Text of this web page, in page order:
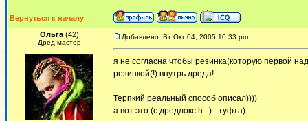
Вернуться к началу
Ольга(42)
Дред-мастер
Добавлено: Вт Окт 04, 2005 10:33 pm
я не согласна чтобы резинка(которую первой
резинкой(!) внутрь дреда!
Терпкий реальный способ описал))))
а вот это (с дредлокс.h...) - туфта)